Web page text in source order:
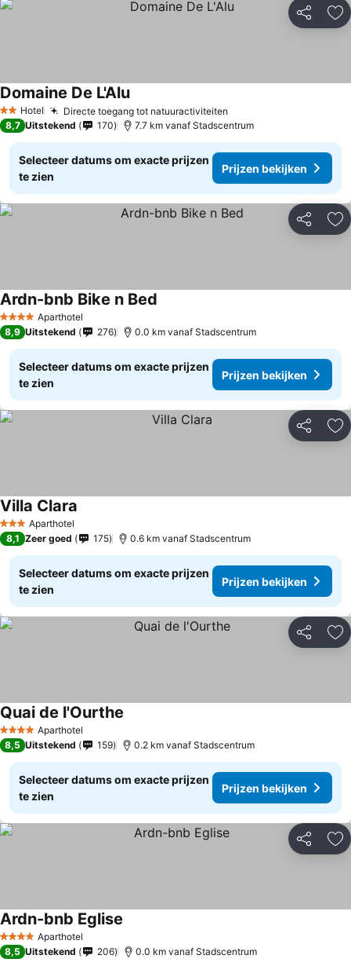
Delen
2 Sterren
Hotel Directe toegang tot natuuractiviteiten
Domaine De L'Alu
8,7 Uitstekend 170 7.7 km vanaf Stadscentrum
Selecteer datums om exacte prijzen
te zien
Prijzen bekijken
Delen
4 SterrenAparthotel
Ardn-bnb Bike n Bed
8,9 Uitstekend 276 0.0 km vanaf Stadscentrum
Selecteer datums om exacte prijzen
te zien
Prijzen bekijken
Delen
3 SterrenAparthotel
Villa Clara
8,1 Zeer goed 175 0.6 km vanaf Stadscentrum
Selecteer datums om exacte prijzen
te zien
Prijzen bekijken
Delen
4 SterrenAparthotel
Quai de l'Ourthe
8,5 Uitstekend 159 0.2 km vanaf Stadscentrum
Selecteer datums om exacte prijzen
te zien
Prijzen bekijken
Delen
4 SterrenAparthotel
Ardn-bnb Eglise
8,5 Uitstekend 206 0.0 km vanaf Stadscentrum